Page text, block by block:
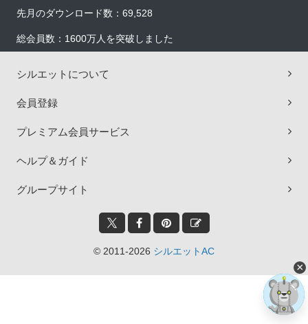
先月のダウンロード数：69,528
総会員数：1600万人を突破しました
シルエットについて
会員登録
プレミアム会員サービス
ヘルプ＆ガイド
グループサイト
© 2011-2026 シルエットAC
×